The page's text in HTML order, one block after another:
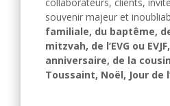
souvenir majeur et
familiale, du baptême,
mitzvah, de l’EVG ou
anniversaire, de la
Toussaint, Noël, Jour de